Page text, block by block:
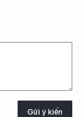
Gửi ý kiến